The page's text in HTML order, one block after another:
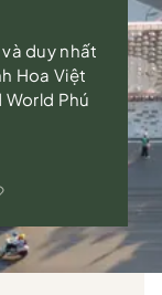
duy nhất
Hoa Việt
Phú